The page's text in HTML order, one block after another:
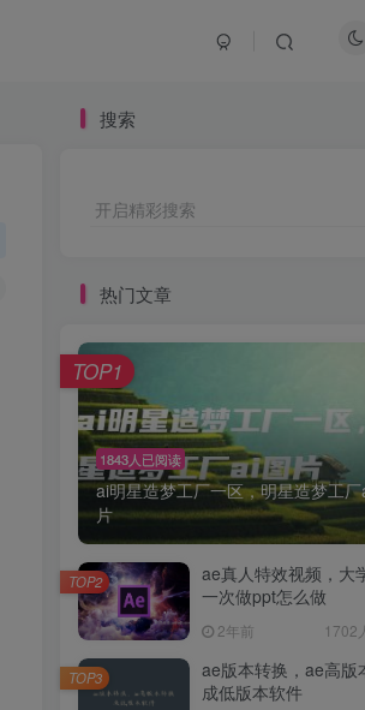
搜索
开启精彩搜索
热门文章
1843人已阅读
ai明星造梦工厂一区，明星造梦工
片
TOP1
ae真人特效视频，大
一次做ppt怎么做
2年前 1702
TOP2
ae版本转换，ae高版
成低版本软件
TOP3